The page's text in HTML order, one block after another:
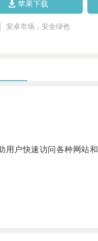
苹果下载
安卓市场，安全绿色
户快速访问各种网站和